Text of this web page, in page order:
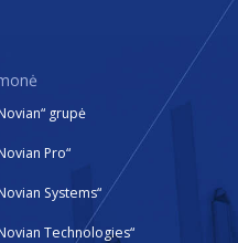
grupė
Pro“
Systems“
Technologies“